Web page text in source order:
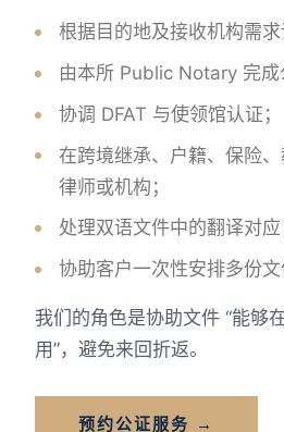
根据目的地及接收机构需求
由本所 Public Notary 完成
协调 DFAT 与使领馆认证；
在跨境继承、户籍、保险
律师或机构；
处理双语文件中的翻译对应
协助客户一次性安排多份文
我们的角色是协助文件 “能够
用”，避免来回折返。
预约公证服务 →